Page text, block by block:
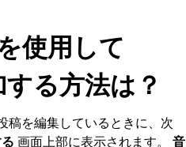
使用して
る方法は？
稿を編集しているときに、次
画面上部に表示されます。 音